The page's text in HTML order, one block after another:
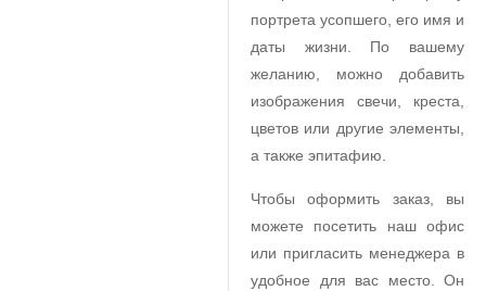
портрета усопшего, его имя и
даты жизни. По вашему
желанию, можно добавить
изображения свечи, креста,
цветов или другие элементы,
а также эпитафию.
Чтобы оформить заказ, вы
можете посетить наш офис
или пригласить менеджера в
удобное для вас место. Он